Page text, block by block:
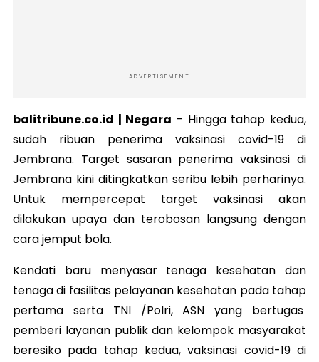
ADVERTISEMENT
balitribune.co.id | Negara - Hingga tahap kedua,
sudah ribuan penerima vaksinasi covid-19 di
Jembrana. Target sasaran penerima vaksinasi di
Jembrana kini ditingkatkan seribu lebih perharinya.
Untuk mempercepat target vaksinasi akan
dilakukan upaya dan terobosan langsung dengan
cara jemput bola.
Kendati baru menyasar tenaga kesehatan dan
tenaga di fasilitas pelayanan kesehatan pada tahap
pertama serta TNI /Polri, ASN yang bertugas
pemberi layanan publik dan kelompok masyarakat
beresiko pada tahap kedua, vaksinasi covid-19 di